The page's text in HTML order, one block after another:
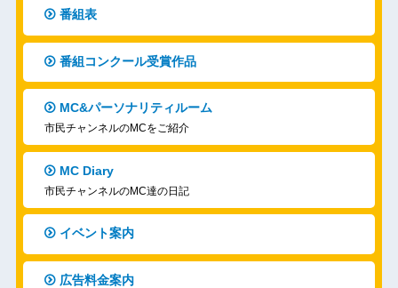
番組表
番組コンクール受賞作品
MC&パーソナリティルーム
市民チャンネルのMCをご紹介
MC Diary
市民チャンネルのMC達の日記
イベント案内
広告料金案内